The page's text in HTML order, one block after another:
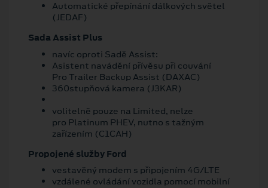
Automatické přepínání dálkových světel
(JEDAF)
Sada Assist Plus
navíc oproti Sadě Assist:
Asistent navádění přívěsu při couvání
Pro Trailer Backup Assist (DAXAC)
360stupňová kamera (J3KAR)
volitelně pouze na Limited, nelze
pro Platinum PHEV, nutno s tažným
zařízením (C1CAH)
Propojené služby Ford
vestavěný modem s připojením 4G/LTE
vzdálené ovládání vozidla pomocí mobilní